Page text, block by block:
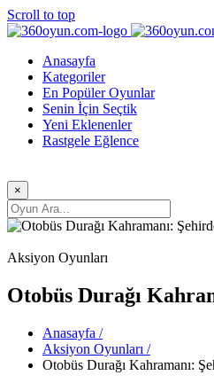
Scroll to top
Anasayfa
Kategoriler
En Popüler Oyunlar
Senin İçin Seçtik
Yeni Eklenenler
Rastgele Eğlence
×
Aksiyon Oyunları
Otobüs Durağı
Anasayfa /
Aksiyon Oyunları /
Otobüs Durağı Kahramanı: